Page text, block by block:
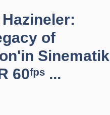
of
Sinematik
60ᶠᵖˢ ...